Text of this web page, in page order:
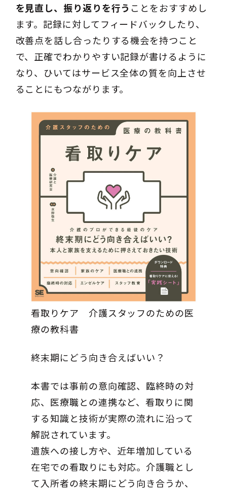
を見直し、振り返りを行う ことをおすすめし
ます。記録に対してフィードバックしたり、
改善点を話し合ったりする機会を持つこと
で、正確でわかりやすい記録が書けるように
なり、ひいてはサービス全体の質を向上させ
ることにもつながります。
看取りケア 介護スタッフのための医
療の教科書
終末期にどう向き合えばいい？
本書では事前の意向確認、臨終時の対
応、医療職との連携など、看取りに関
する知識と技術が実際の流れに沿って
解説されています。
遺族への接し方や、近年増加している
在宅での看取りにも対応。介護職とし
て入所者の終末期にどう向き合うか、